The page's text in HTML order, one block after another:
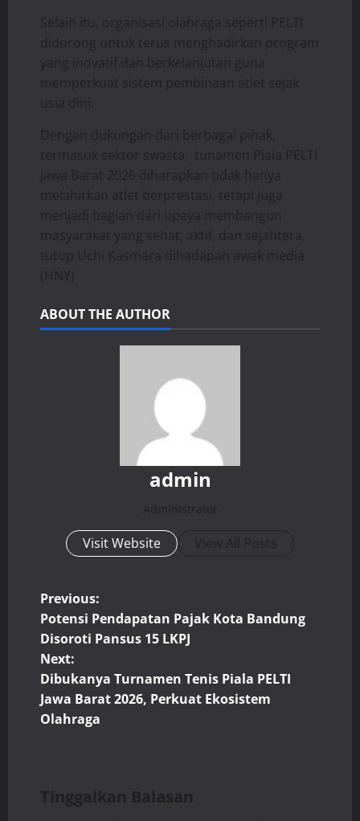
Selain itu, organisasi olahraga seperti PELTI
didorong untuk terus menghadirkan program
yang inovatif dan berkelanjutan guna
memperkuat sistem pembinaan atlet sejak
usia dini.
Dengan dukungan dari berbagai pihak,
termasuk sektor swasta, tunamen Piala PELTI
Jawa Barat 2026 diharapkan tidak hanya
melahirkan atlet berprestasi, tetapi juga
menjadi bagian dari upaya membangun
masyarakat yang sehat, aktif, dan sejahtera,
tutup Uchi Kasmara dihadapan awak media
(HNY)
ABOUT THE AUTHOR
admin
Administrator
Visit Website View All Posts
P
o
s
t
v
Previous:
Potensi Pendapatan Pajak Kota Bandung
Disoroti Pansus 15 LKPJ
Next:
Dibukanya Turnamen Tenis Piala PELTI
Jawa Barat 2026, Perkuat Ekosistem
Olahraga
Tinggalkan Balasan